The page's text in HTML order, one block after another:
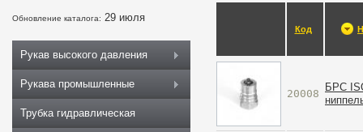
Код
20008
БРС
Обновление каталога: 29 июля
Рукав высокого давления
Рукава промышленные
Трубка гидравлическая